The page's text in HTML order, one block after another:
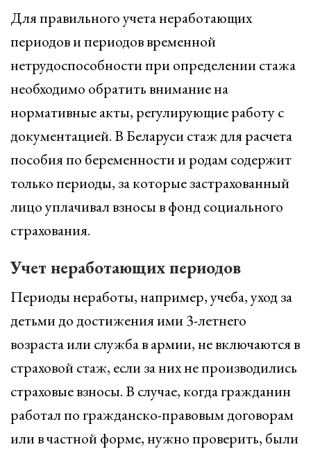
Для правильного учета неработающих
периодов и периодов временной
нетрудоспособности при определении стажа
необходимо обратить внимание на
нормативные акты, регулирующие работу с
документацией. В Беларуси стаж для расчета
пособия по беременности и родам содержит
только периоды, за которые застрахованный
лицо уплачивал взносы в фонд социального
страхования.
Учет неработающих периодов
Периоды неработы, например, учеба, уход за
детьми до достижения ими 3-летнего
возраста или служба в армии, не включаются в
страховой стаж, если за них не производились
страховые взносы. В случае, когда гражданин
работал по гражданско-правовым договорам
или в частной форме, нужно проверить, были